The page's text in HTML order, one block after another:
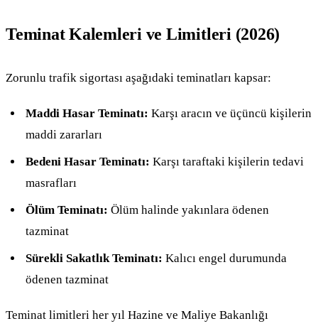
Teminat Kalemleri ve Limitleri (2026)
Zorunlu trafik sigortası aşağıdaki teminatları kapsar:
Maddi Hasar Teminatı: Karşı aracın ve üçüncü kişilerin
maddi zararları
Bedeni Hasar Teminatı: Karşı taraftaki kişilerin tedavi
masrafları
Ölüm Teminatı: Ölüm halinde yakınlara ödenen
tazminat
Sürekli Sakatlık Teminatı: Kalıcı engel durumunda
ödenen tazminat
Teminat limitleri her yıl Hazine ve Maliye Bakanlığı